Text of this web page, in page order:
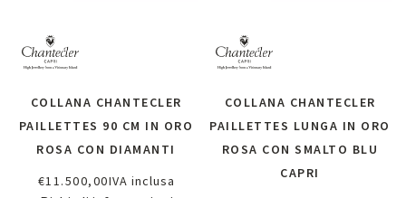
COLLANA CHANTECLER
PAILLETTES 90 CM IN ORO
ROSA CON DIAMANTI
€11.500,00IVA inclusa
COLLANA CHANTECLER
PAILLETTES LUNGA IN ORO
ROSA CON SMALTO BLU
CAPRI